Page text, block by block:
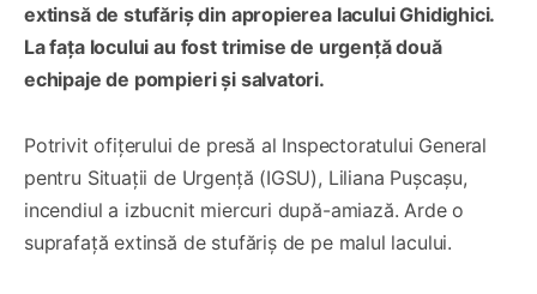
extinsă de stufăriș din apropierea lacului Ghidighici.
La fața locului au fost trimise de urgență două
echipaje de pompieri și salvatori.
Potrivit ofițerului de presă al Inspectoratului General
pentru Situații de Urgență (IGSU), Liliana Pușcașu,
incendiul a izbucnit miercuri după-amiază. Arde o
suprafață extinsă de stufăriș de pe malul lacului.